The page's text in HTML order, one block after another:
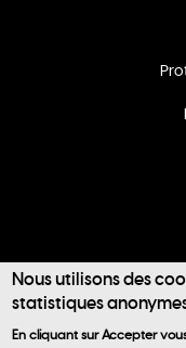
Nous utilisons des
statistiques
En cliquant sur Accepter